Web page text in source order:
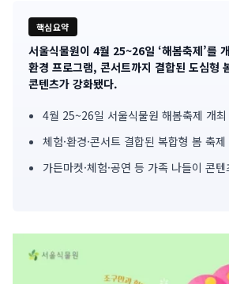
핵심요약
기
사
핵
심
서울식물원이 4월 25~26일 ‘해봄축제’를
환경 프로그램, 콘서트까지 결합된 도심형
콘텐츠가 강화됐다.
4월 25~26일 서울식물원 해봄축제 개최
체험·환경·콘서트 결합된 복합형 봄 축제
가든마켓·체험·공연 등 가족 나들이 콘